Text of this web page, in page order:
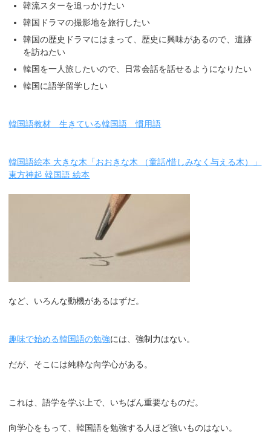
韓流スターを追っかけたい
韓国ドラマの撮影地を旅行したい
韓国の歴史ドラマにはまって、歴史に興味があるので、遺跡
を訪ねたい
韓国を一人旅したいので、日常会話を話せるようになりたい
韓国に語学留学したい
韓国語教材 生きている韓国語 慣用語
韓国語絵本 大きな木「おおきな木 （童話/惜しみなく与える木）」
東方神起 韓国語 絵本
など、いろんな動機があるはずだ。
趣味で始める韓国語の勉強には、強制力はない。
だが、そこには純粋な向学心がある。
これは、語学を学ぶ上で、いちばん重要なものだ。
向学心をもって、韓国語を勉強する人ほど強いものはない。